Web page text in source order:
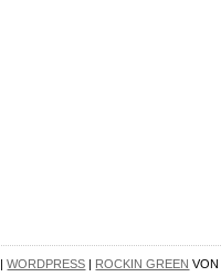
|WORDPRESS | ROCKIN GREEN